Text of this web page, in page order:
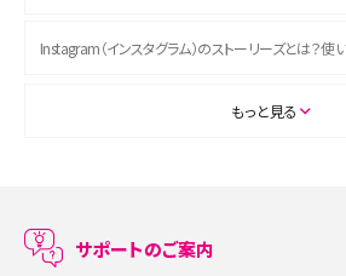
Instagram（インスタグラム）のストーリーズとは？
ASMRとは？初心者向けの代表ジャンルや楽しみ方を
LINEで友だちを削除する方法は？方法ごとの影響や
もっと見る
サポートのご案内